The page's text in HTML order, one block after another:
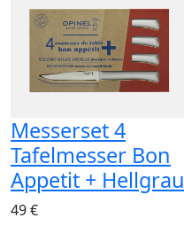
Messerset 4
Tafelmesser Bon
Appetit + Hellgrau
49 €